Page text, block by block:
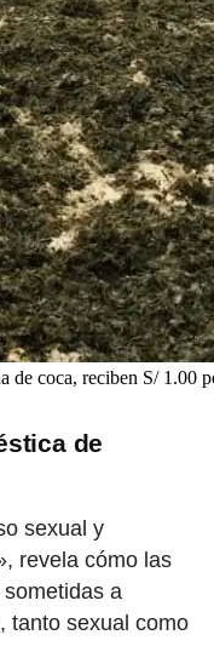
de coca, reciben S/
de
sexual y
revela cómo las
a
, tanto sexual como